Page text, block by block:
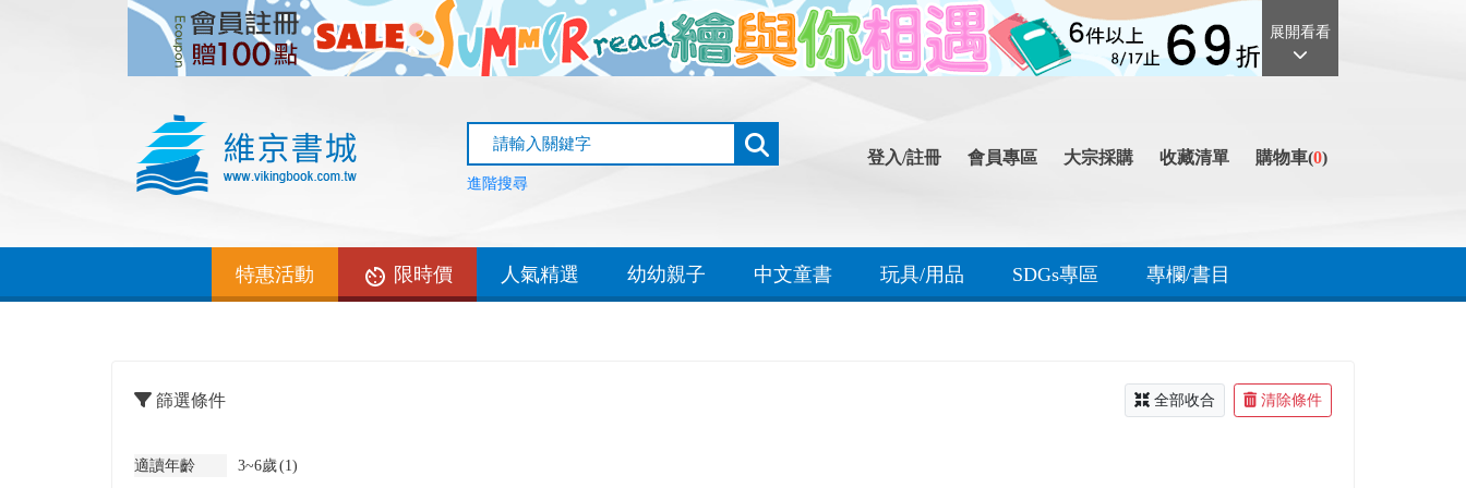
展開看看
進階搜尋
登入/註冊 會員專區 大宗採購 收藏清單 購物車(0)
特惠活動 限時價 人氣精選 幼幼親子 中文童書 玩具/用品 SDGs專區 專欄/書目
篩選條件 全部收合 清除條件
適讀年齡 3~6歲(1)